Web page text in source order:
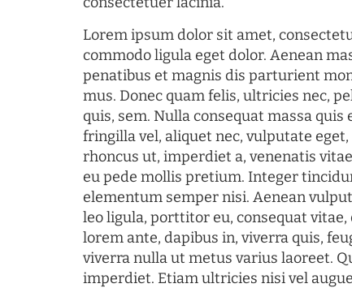
Lorem ipsum dolor sit amet,
commodo ligula eget dolor. Aenean
penatibus et magnis dis parturient
mus. Donec quam felis, ultricies nec,
quis, sem. Nulla consequat massa quis
fringilla vel, aliquet nec, vulputate
rhoncus ut, imperdiet a, venenatis
eu pede mollis pretium. Integer
elementum semper nisi. Aenean
leo ligula, porttitor eu, consequat
lorem ante, dapibus in, viverra quis,
viverra nulla ut metus varius laoreet.
imperdiet. Etiam ultricies nisi vel